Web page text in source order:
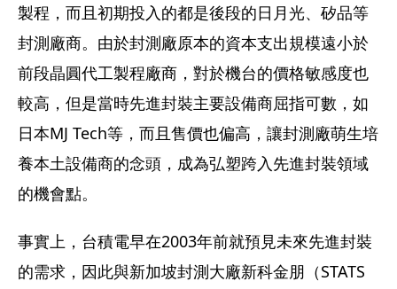
製程，而且初期投入的都是後段的日月光、矽品等
封測廠商。由於封測廠原本的資本支出規模遠小於
前段晶圓代工製程廠商，對於機台的價格敏感度也
較高，但是當時先進封裝主要設備商屈指可數，如
日本MJ Tech等，而且售價也偏高，讓封測廠萌生培
養本土設備商的念頭，成為弘塑跨入先進封裝領域
的機會點。
事實上，台積電早在2003年前就預見未來先進封裝
的需求，因此與新加坡封測大廠新科金朋（STATS